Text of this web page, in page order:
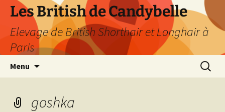
Les British de Candybelle
Elevage de British Shorthair et Longhair à
Paris
Menu
goshka